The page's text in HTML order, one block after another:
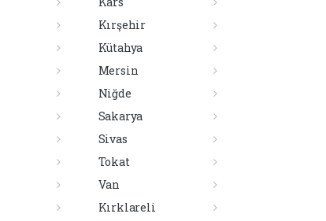
Kırşehir
Kütahya
Mersin
Niğde
Sakarya
Sivas
Tokat
Van
Kırklareli